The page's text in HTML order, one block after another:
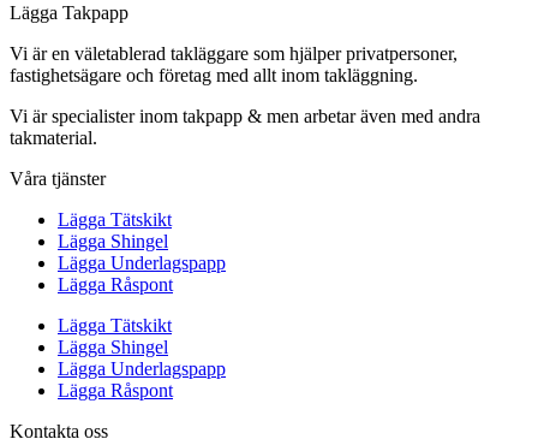
Lägga Takpapp
Vi är en väletablerad takläggare som hjälper privatpersoner,
fastighetsägare och företag med allt inom takläggning.
Vi är specialister inom takpapp & men arbetar även med andra
takmaterial.
Våra tjänster
Lägga Tätskikt
Lägga Shingel
Lägga Underlagspapp
Lägga Råspont
Lägga Tätskikt
Lägga Shingel
Lägga Underlagspapp
Lägga Råspont
Kontakta oss